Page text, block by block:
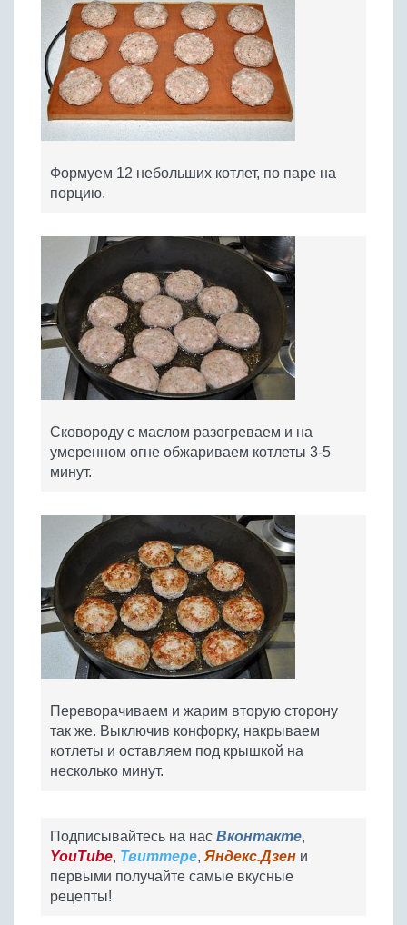
Формуем 12 небольших котлет, по паре на
порцию.
Сковороду с маслом разогреваем и на
умеренном огне обжариваем котлеты 3-5
минут.
Переворачиваем и жарим вторую сторону
так же. Выключив конфорку, накрываем
котлеты и оставляем под крышкой на
несколько минут.
Подписывайтесь на нас Вконтакте,
YouTube, Твиттере, Яндекс.Дзен и
первыми получайте самые вкусные
рецепты!